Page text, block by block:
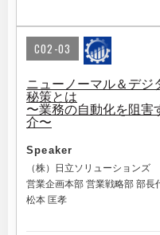
C02-03
ニューノーマル＆デジ
秘策とは
〜業務の自動化を阻害
介〜
Speaker
（株）日立ソリューションズ
営業企画本部 営業戦略部 部長
松本 匡孝